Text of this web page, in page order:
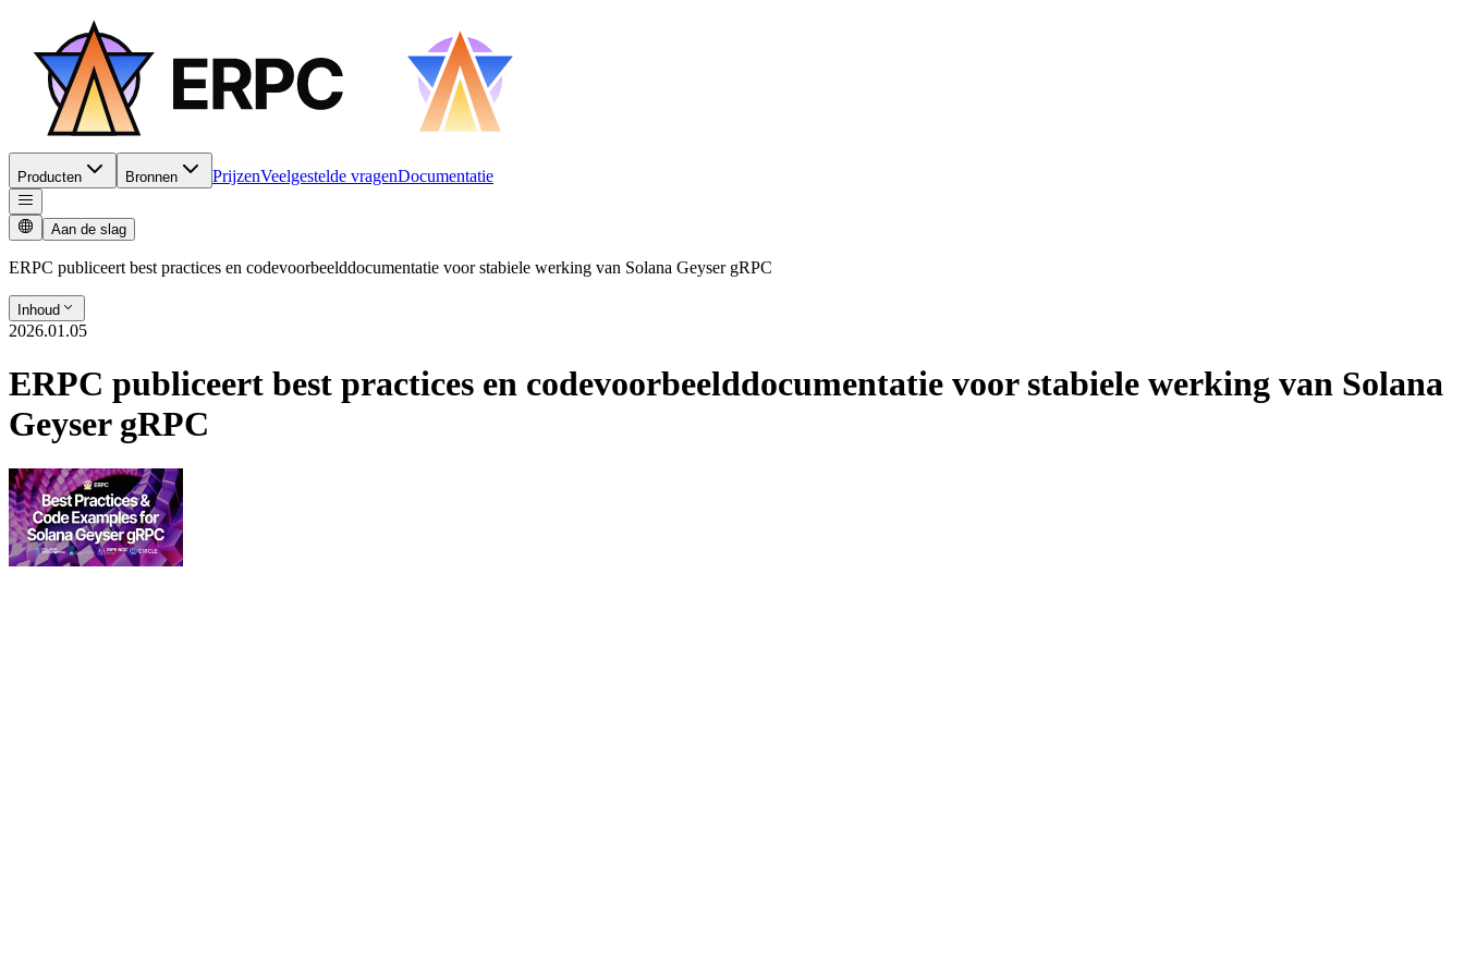
Producten Bronnen PrijzenVeelgestelde vragenDocumentatie
Aan de slag
ERPC publiceert best practices en codevoorbeelddocumentatie voor stabiele werking van Solana Geyser gRPC
Inhoud
2026.01.05
ERPC publiceert best practices en codevoorbeelddocumentatie voor stabiele werking van Solana
Geyser gRPC